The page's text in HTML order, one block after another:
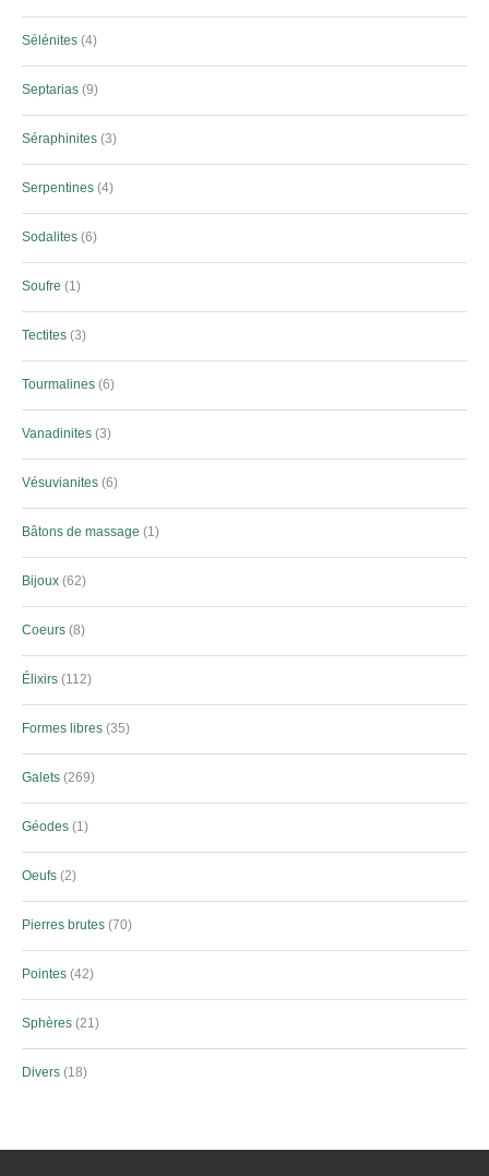
Sélénites 4
Septarias 9
Séraphinites 3
Serpentines 4
Sodalites 6
Soufre 1
Tectites 3
Tourmalines 6
Vanadinites 3
Vésuvianites 6
Bâtons de massage 1
Bijoux 62
Coeurs 8
Élixirs 112
Formes libres 35
Galets 269
Géodes 1
Oeufs 2
Pierres brutes 70
Pointes 42
Sphères 21
Divers 18